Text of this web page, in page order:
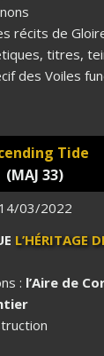
récits de
titres,
des Voiles
Tide
(MAJ 33)
14/03/2022
L’HÉRITAGE
: l’Aire de